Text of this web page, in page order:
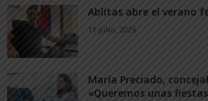
Ablitas abre el verano
11 julio, 2026
María Preciado,
«Queremos unas